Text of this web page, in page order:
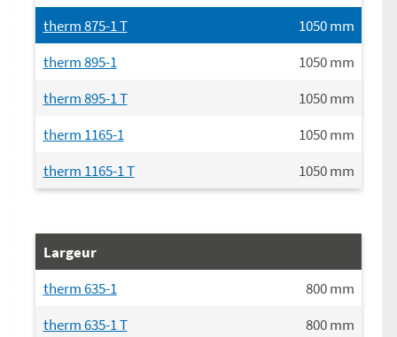
therm 875-1 T
1050mm
therm 895-1
1050mm
therm 895-1 T
1050mm
therm 1165-1
1050mm
therm 1165-1 T
1050mm
Largeur
therm 635-1
800mm
therm 635-1 T
800mm